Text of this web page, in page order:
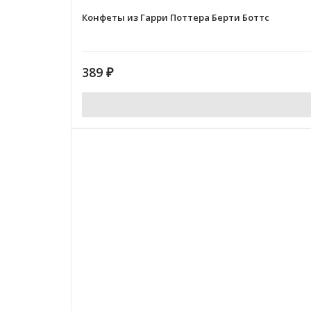
Конфеты из Гарри Поттера Берти Боттс
389 ₽